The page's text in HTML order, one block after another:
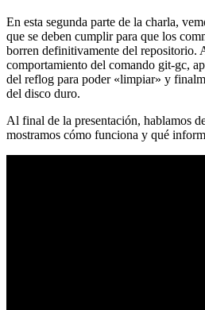
En esta segunda parte de la charla,
que se deben cumplir para que los
borren definitivamente del repositorio.
comportamiento del comando git-gc,
del reflog para poder «limpiar» y
del disco duro.
Al final de la presentación, hablamos
mostramos cómo funciona y qué